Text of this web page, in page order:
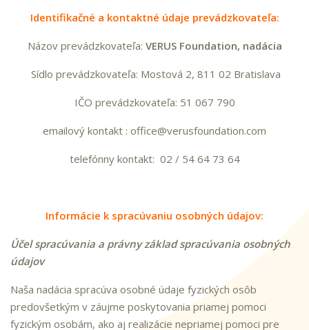
Identifikačné a kontaktné údaje prevádzkovateľa:
Názov prevádzkovateľa: VERUS Foundation, nadácia
Sídlo prevádzkovateľa: Mostová 2, 811 02 Bratislava
IČO prevádzkovateľa: 51 067 790
emailový kontakt : office@verusfoundation.com
telefónny kontakt: 02 / 54 64 73 64
Informácie k spracúvaniu osobných údajov:
Účel spracúvania a právny základ spracúvania osobných
údajov
Naša nadácia spracúva osobné údaje fyzických osôb
predovšetkým v záujme poskytovania priamej pomoci
fyzickým osobám, ako aj realizácie nepriamej pomoci pre